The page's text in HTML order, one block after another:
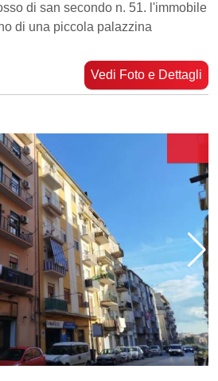
di san secondo n. 51. l'immobile
di una piccola palazzina
Vedi Foto e Dettagli